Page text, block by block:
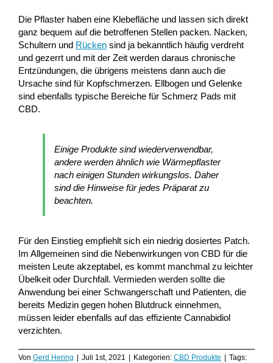
Die Pflaster haben eine Klebefläche und lassen sich direkt
ganz bequem auf die betroffenen Stellen packen. Nacken,
Schultern und Rücken sind ja bekanntlich häufig verdreht
und gezerrt und mit der Zeit werden daraus chronische
Entzündungen, die übrigens meistens dann auch die
Ursache sind für Kopfschmerzen. Ellbogen und Gelenke
sind ebenfalls typische Bereiche für Schmerz Pads mit
CBD.
Einige Produkte sind wiederverwendbar,
andere werden ähnlich wie Wärmepflaster
nach einigen Stunden wirkungslos. Daher
sind die Hinweise für jedes Präparat zu
beachten.
Für den Einstieg empfiehlt sich ein niedrig dosiertes Patch.
Im Allgemeinen sind die Nebenwirkungen von CBD für die
meisten Leute akzeptabel, es kommt manchmal zu leichter
Übelkeit oder Durchfall. Vermieden werden sollte die
Anwendung bei einer Schwangerschaft und Patienten, die
bereits Medizin gegen hohen Blutdruck einnehmen,
müssen leider ebenfalls auf das effiziente Cannabidiol
verzichten.
Von Gerd Hering Juli 1st, 2021 Kategorien: CBD Produkte
Tags: